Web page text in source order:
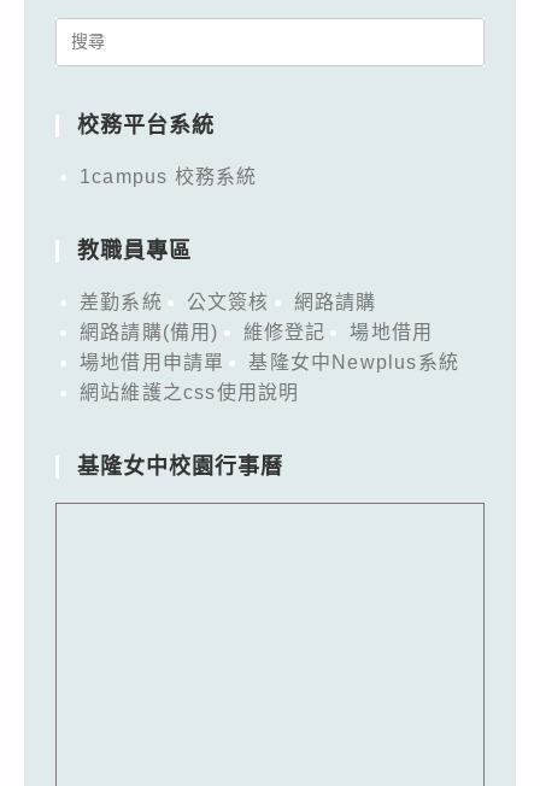
Search
校務平台系統
1campus 校務系統
教職員專區
差勤系統 公文簽核
網路請購
網路請購(備用)
維修登記
場地借用
場地借用申請單
基隆女中Newplus系統
網站維護之css使用說明
基隆女中校園行事曆